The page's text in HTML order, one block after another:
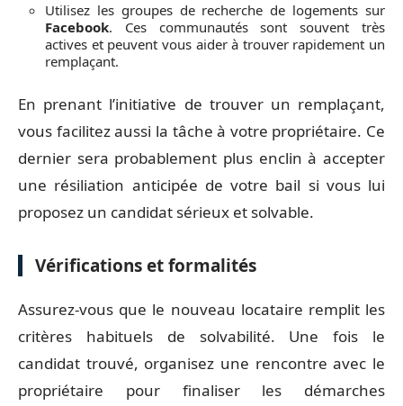
Utilisez les groupes de recherche de logements sur
Facebook. Ces communautés sont souvent très
actives et peuvent vous aider à trouver rapidement un
remplaçant.
En prenant l’initiative de trouver un remplaçant,
vous facilitez aussi la tâche à votre propriétaire. Ce
dernier sera probablement plus enclin à accepter
une résiliation anticipée de votre bail si vous lui
proposez un candidat sérieux et solvable.
Vérifications et formalités
Assurez-vous que le nouveau locataire remplit les
critères habituels de solvabilité. Une fois le
candidat trouvé, organisez une rencontre avec le
propriétaire pour finaliser les démarches